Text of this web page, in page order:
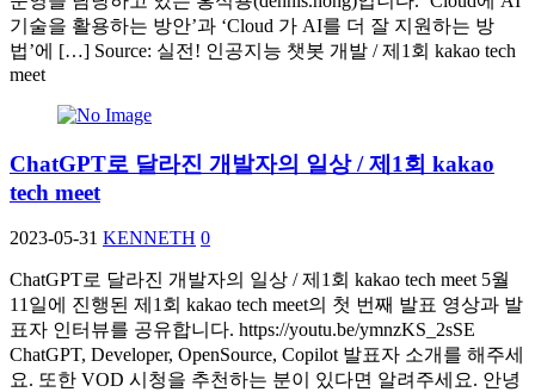
기술을 활용하는 방안’과 ‘Cloud 가 AI를 더 잘 지원하는 방
법’에 […] Source: 실전! 인공지능 챗봇 개발 / 제1회 kakao tech
meet
ChatGPT로 달라진 개발자의 일상 / 제1회 kakao
tech meet
2023-05-31 KENNETH 0
ChatGPT로 달라진 개발자의 일상 / 제1회 kakao tech meet 5월
11일에 진행된 제1회 kakao tech meet의 첫 번째 발표 영상과 발
표자 인터뷰를 공유합니다. https://youtu.be/ymnzKS_2sSE
ChatGPT, Developer, OpenSource, Copilot 발표자 소개를 해주세
요. 또한 VOD 시청을 추천하는 분이 있다면 알려주세요. 안녕